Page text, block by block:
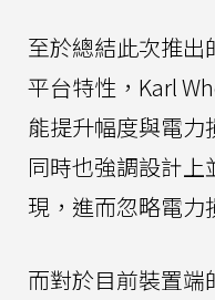
至於總結此次推出
平台特性，Karl
能提升幅度與電力
同時也強調設計
現，進而忽略電力
而對於目前裝置端